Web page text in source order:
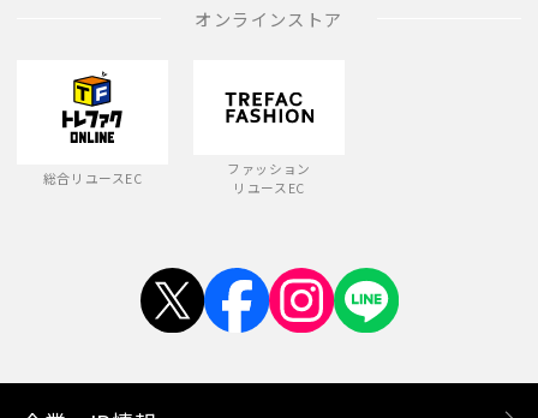
オンラインストア
総合リユースEC
ファッション
リユースEC